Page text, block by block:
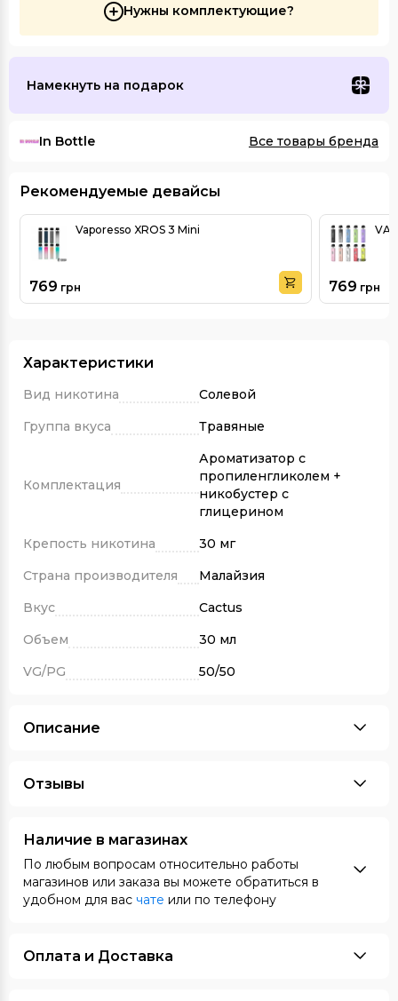
Нужны комплектующие?
Намекнуть на подарок
In Bottle Все товары бренда
Рекомендуемые девайсы
Vaporesso XROS 3 Mini
769 грн 769 грн
Характеристики
Вид никотина
Солевой
Группа вкуса
Травяные
Комплектация
Ароматизатор с
пропиленгликолем +
никобустер с
глицерином
Крепость никотина
30 мг
Страна производителя
Малайзия
Вкус
Cactus
Объем
30 мл
VG/PG
50/50
Описание
Отзывы
Наличие в магазинах
По любым вопросам относительно работы
магазинов или заказа вы можете обратиться в
удобном для вас чате или по телефону
Оплата и Доставка